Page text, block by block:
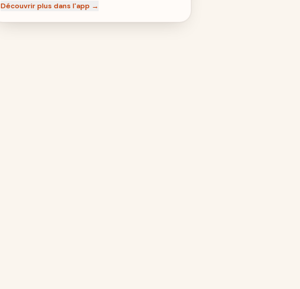
Découvrir plus dans l'app →